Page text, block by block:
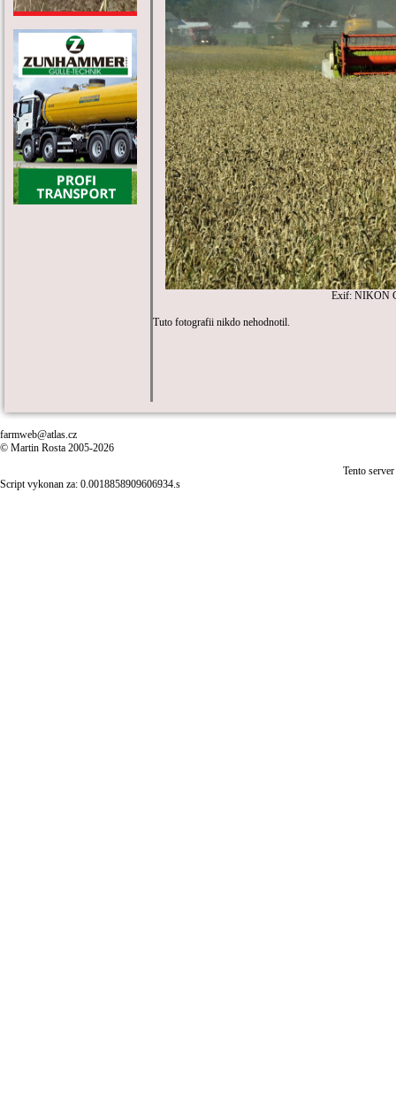
Exif: NIKON
Tuto fotografii nikdo nehodnotil.
farmweb@atlas.cz
© Martin Rosta 2005-2026
Tento
Script vykonan za: 0.0018858909606934.s